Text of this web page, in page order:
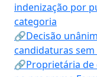
indenização por
categoria
🔗Decisão
candidaturas
🔗Proprietária de